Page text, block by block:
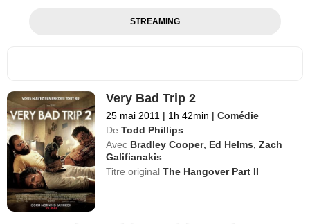
STREAMING
Very Bad Trip 2
25 mai 2011 | 1h 42min | Comédie
De Todd Phillips
Avec Bradley Cooper, Ed Helms ,Zach
Galifianakis
Titre originalThe Hangover Part II